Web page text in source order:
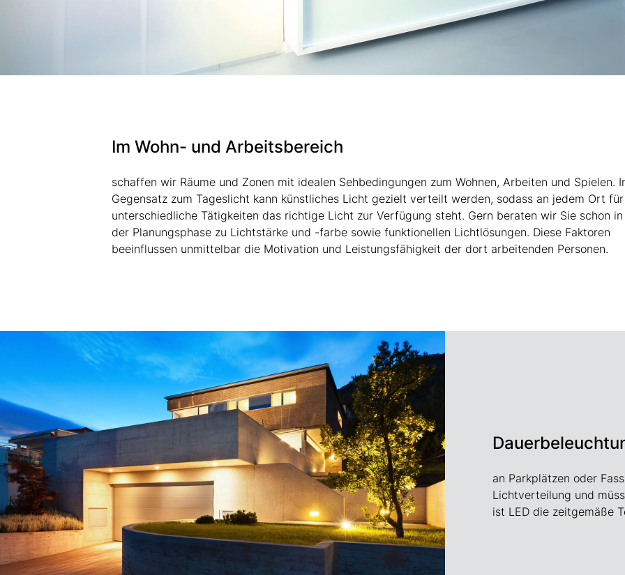
Im Wohn- und Arbeitsbereich
schaffen wir Räume und Zonen mit idealen Sehbedingungen zum Wohnen, Arbeiten und Spielen.
Gegensatz zum Tageslicht kann künstliches Licht gezielt verteilt werden, sodass an jedem Ort für
unterschiedliche Tätigkeiten das richtige Licht zur Verfügung steht. Gern beraten wir Sie schon in
der Planungsphase zu Lichtstärke und -farbe sowie funktionellen Lichtlösungen. Diese Faktoren
beeinflussen unmittelbar die Motivation und Leistungsfähigkeit der dort arbeitenden Personen.
an Parkplätzen oder
Lichtverteilung und
ist LED die zeitgemäße